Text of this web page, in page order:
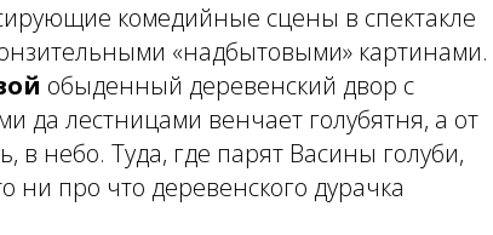
комедийные сцены в спектакле
«надбытовыми» картинами.
обыденный деревенский двор с
да лестницами венчает голубятня, а от
в небо. Туда, где парят Васины голуби,
ни про что деревенского дурачка